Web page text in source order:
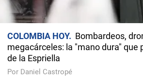
COLOMBIA HOY
Bombardeos,
megacárceles: la "mano dura" que
de la Espriella
Por Daniel Castropé